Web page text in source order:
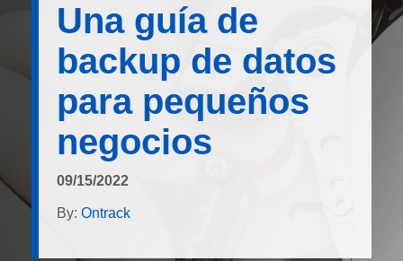
Una guía de
backup de datos
para pequeños
negocios
09/15/2022
By: Ontrack